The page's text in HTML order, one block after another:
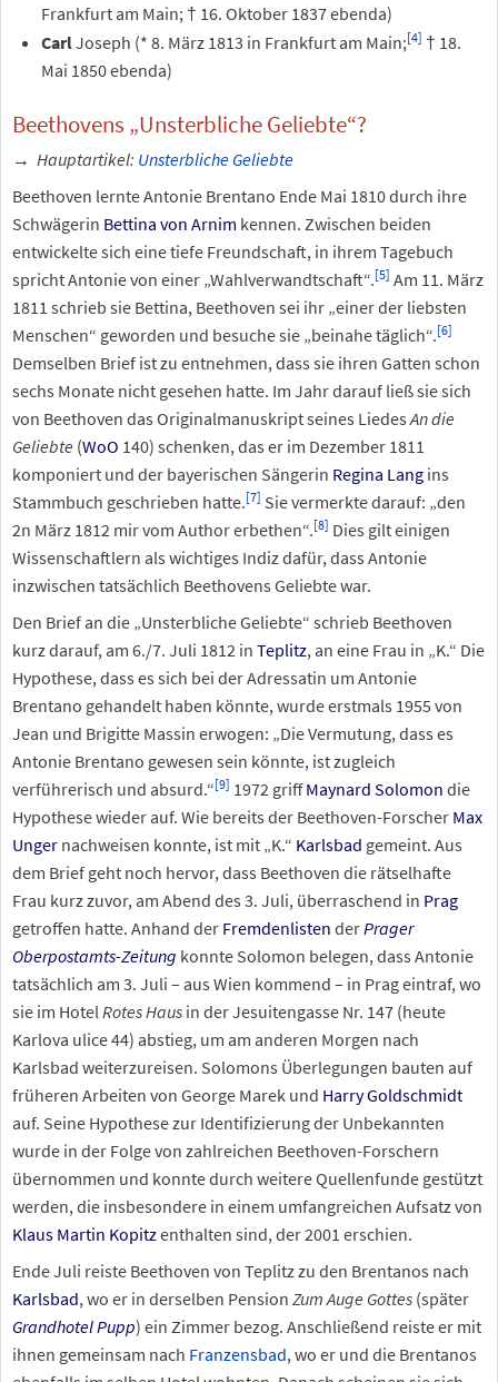
Frankfurt am Main; † 16. Oktober 1837 ebenda)
CarlJoseph (* 8. März 1813 in Frankfurt am Main;[4] † 18.
Mai 1850 ebenda)
Beethovens „Unsterbliche Geliebte“?
→ Hauptartikel: Unsterbliche Geliebte
Beethoven lernte Antonie Brentano Ende Mai 1810 durch ihre
Schwägerin Bettina von Arnim kennen. Zwischen beiden
entwickelte sich eine tiefe Freundschaft, in ihrem Tagebuch
spricht Antonie von einer „Wahlverwandtschaft“.[5] Am 11. März
1811 schrieb sie Bettina, Beethoven sei ihr „einer der liebsten
Menschen“ geworden und besuche sie „beinahe täglich“.[6]
Demselben Brief ist zu entnehmen, dass sie ihren Gatten schon
sechs Monate nicht gesehen hatte. Im Jahr darauf ließ sie sich
von Beethoven das Originalmanuskript seines Liedes An die
Geliebte (WoO 140) schenken, das er im Dezember 1811
komponiert und der bayerischen Sängerin Regina Lang ins
Stammbuch geschrieben hatte.[7] Sie vermerkte darauf: „den
2n März 1812 mir vom Author erbethen“.[8] Dies gilt einigen
Wissenschaftlern als wichtiges Indiz dafür, dass Antonie
inzwischen tatsächlich Beethovens Geliebte war.
Den Brief an die „Unsterbliche Geliebte“ schrieb Beethoven
kurz darauf, am 6./7. Juli 1812 in Teplitz, an eine Frau in „K.“ Die
Hypothese, dass es sich bei der Adressatin um Antonie
Brentano gehandelt haben könnte, wurde erstmals 1955 von
Jean und Brigitte Massin erwogen: „Die Vermutung, dass es
Antonie Brentano gewesen sein könnte, ist zugleich
verführerisch und absurd.“[9] 1972 griffMaynard Solomon die
Hypothese wieder auf. Wie bereits der Beethoven-Forscher Max
Unger nachweisen konnte, ist mit „K.“ Karlsbad gemeint. Aus
dem Brief geht noch hervor, dass Beethoven die rätselhafte
Frau kurz zuvor, am Abend des 3. Juli, überraschend in Prag
getroffen hatte. Anhand der Fremdenlisten derPrager
Oberpostamts-Zeitung konnte Solomon belegen, dass Antonie
tatsächlich am 3. Juli – aus Wien kommend – in Prag eintraf, wo
sie im Hotel Rotes Haus in der Jesuitengasse Nr. 147 (heute
Karlova ulice 44) abstieg, um am anderen Morgen nach
Karlsbad weiterzureisen. Solomons Überlegungen bauten auf
früheren Arbeiten von George Marek und Harry Goldschmidt
auf. Seine Hypothese zur Identifizierung der Unbekannten
wurde in der Folge von zahlreichen Beethoven-Forschern
übernommen und konnte durch weitere Quellenfunde gestützt
werden, die insbesondere in einem umfangreichen Aufsatz von
Klaus Martin Kopitzenthalten sind, der 2001 erschien.
Ende Juli reiste Beethoven von Teplitz zu den Brentanos nach
Karlsbad, wo er in derselben Pension Zum Auge Gottes (später
Grandhotel Pupp) ein Zimmer bezog. Anschließend reiste er mit
ihnen gemeinsam nach Franzensbad, wo er und die Brentanos